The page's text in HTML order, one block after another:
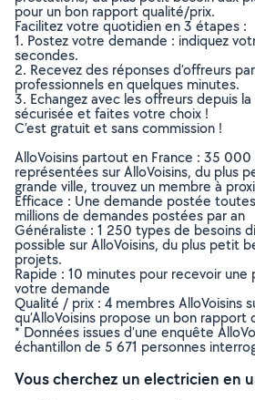
pour un bon rapport qualité/prix.
Facilitez votre quotidien en 3 étapes :
1. Postez votre demande : indiquez
secondes.
2. Recevez des réponses d’offreurs
professionnels en quelques minutes.
3. Echangez avec les offreurs depuis
sécurisée et faites votre choix !
C’est gratuit et sans commission !
AlloVoisins partout en France : 35
représentées sur AlloVoisins, du plus
grande ville, trouvez un membre à
Efficace : Une demande postée
millions de demandes postées par an
Généraliste : 1 250 types de besoins
possible sur AlloVoisins, du plus petit
projets.
Rapide : 10 minutes pour recevoir
votre demande
Qualité / prix : 4 membres AlloVoisins
qu’AlloVoisins propose un bon rapport
* Données issues d’une enquête
échantillon de 5 671 personnes
Vous cherchez un electricien en